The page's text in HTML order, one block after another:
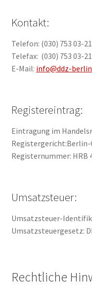
Kontakt:
Telefon: (030) 753 03-
Telefax: (030) 753 03-
E-Mail: info@ddz-
Registereintrag:
Eintragung im
Registernummer: HRB
Umsatzsteuer:
Umsatzsteuer-
Umsatzsteuergesetz:
Rechtliche